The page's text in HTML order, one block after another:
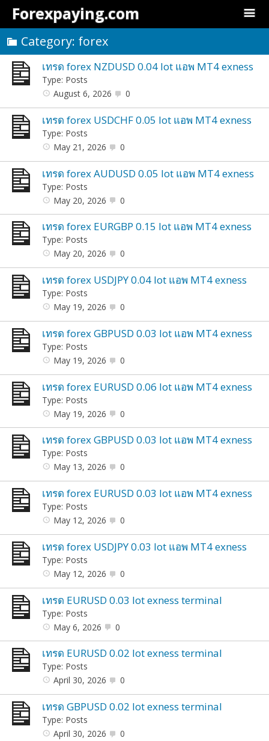
Forexpaying.com
Category: forex
เทรด forex NZDUSD 0.04 lot แอพ MT4 exness
Type: Posts
August 6, 2026
0
เทรด forex USDCHF 0.05 lot แอพ MT4 exness
Type: Posts
May 21, 2026
0
เทรด forex AUDUSD 0.05 lot แอพ MT4 exness
Type: Posts
May 20, 2026
0
เทรด forex EURGBP 0.15 lot แอพ MT4 exness
Type: Posts
May 20, 2026
0
เทรด forex USDJPY 0.04 lot แอพ MT4 exness
Type: Posts
May 19, 2026
0
เทรด forex GBPUSD 0.03 lot แอพ MT4 exness
Type: Posts
May 19, 2026
0
เทรด forex EURUSD 0.06 lot แอพ MT4 exness
Type: Posts
May 19, 2026
0
เทรด forex GBPUSD 0.03 lot แอพ MT4 exness
Type: Posts
May 13, 2026
0
เทรด forex EURUSD 0.03 lot แอพ MT4 exness
Type: Posts
May 12, 2026
0
เทรด forex USDJPY 0.03 lot แอพ MT4 exness
Type: Posts
May 12, 2026
0
เทรด EURUSD 0.03 lot exness terminal
Type: Posts
May 6, 2026
0
เทรด EURUSD 0.02 lot exness terminal
Type: Posts
April 30, 2026
0
เทรด GBPUSD 0.02 lot exness terminal
Type: Posts
April 30, 2026
0